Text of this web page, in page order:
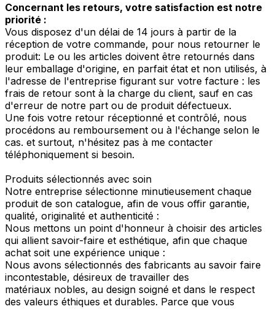
Concernant les retours, votre satisfaction est notre
priorité :
Vous disposez d'un délai de 14 jours à partir de la
réception de votre commande, pour nous retourner le
produit: Le ou les articles doivent être retournés dans
leur emballage d'origine, en parfait état et non utilisés, à
l'adresse de l'entreprise figurant sur votre facture : les
frais de retour sont à la charge du client, sauf en cas
d'erreur de notre part ou de produit défectueux.
Une fois votre retour réceptionné et contrôlé, nous
procédons au remboursement ou à l'échange selon le
cas. et surtout, n'hésitez pas à me contacter
téléphoniquement si besoin.
Produits sélectionnés avec soin
Notre entreprise sélectionne minutieusement chaque
produit de son catalogue, afin de vous offir garantie,
qualité, originalité et authenticité :
Nous mettons un point d'honneur à choisir des articles
qui allient savoir-faire et esthétique, afin que chaque
achat soit une expérience unique :
Nous avons sélectionnés des fabricants au savoir faire
incontestable, désireux de travailler des
matériaux nobles, au design soigné et dans le respect
des valeurs éthiques et durables. Parce que vous